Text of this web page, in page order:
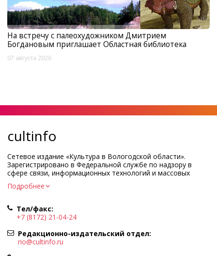
На встречу с палеохудожником Дмитрием
Богдановым приглашает Областная библиотека
07 августа 2026
cultinfo
Сетевое издание «Культура в Вологодской области».
Зарегистрировано в Федеральной службе по надзору в
сфере связи, информационных технологий и массовых
коммуникаций.
Регистрационный номер и дата принятия решения о
Учредитель КУ ВО «Информационно-аналитический центр
культуры»
Адрес учредителя и редакции: 160000, Вологодская обл., г.
Вологда, ул. Марии Ульяновой, д.10
Главный редактор — Легчанова Елена Григорьевна
Подробнее
Тел/факс:
+7 (8172) 21-04-24
Редакционно-издательский отдел:
rio@cultinfo.ru